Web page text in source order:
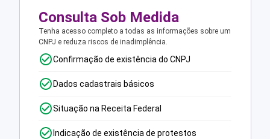
Consulta Sob Medida
Tenha acesso completo a todas as informações sobre um
CNPJ e reduza riscos de inadimplência.
Confirmação de existência do CNPJ
Dados cadastrais básicos
Situação na Receita Federal
Indicação de existência de protestos